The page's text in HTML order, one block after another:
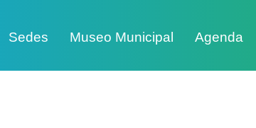
Sedes Museo Municipal Agenda